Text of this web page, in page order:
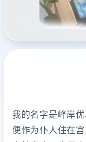
我的名字是峰岸
便作为仆人住在